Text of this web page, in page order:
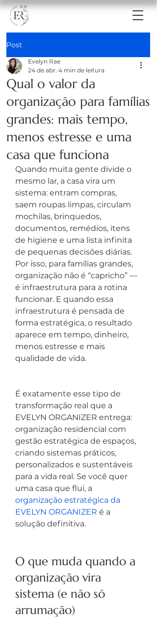
Post
Qual o valor da
organização para famílias
grandes: mais tempo,
menos estresse e uma
casa que funciona
Evelyn Rae
24 de abr. 4 min de leitura
Quando muita gente divide o
mesmo lar, a casa vira um
sistema: entram compras,
saem roupas limpas, circulam
mochilas, brinquedos,
documentos, remédios, itens
de higiene e uma lista infinita
de pequenas decisões diárias.
Por isso, para famílias grandes,
organização não é “capricho” —
é infraestrutura para a rotina
funcionar. E quando essa
infraestrutura é pensada de
forma estratégica, o resultado
aparece em tempo, dinheiro,
menos estresse e mais
qualidade de vida.
É exatamente esse tipo de
transformação real que a
EVELYN ORGANIZER entrega:
organização residencial com
gestão estratégica de espaços,
criando sistemas práticos,
personalizados e sustentáveis
para a vida real. Se você quer
uma casa que flui, a
organização estratégica da
EVELYN ORGANIZER é a
solução definitiva.
O que muda quando a
organização vira
sistema (e não só
arrumação)